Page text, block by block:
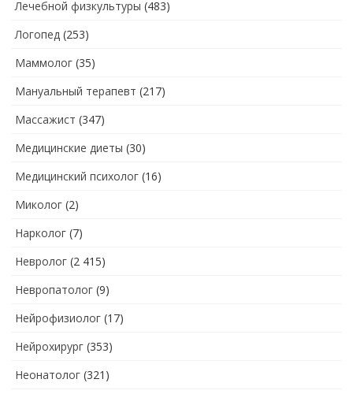
Лечебной физкультуры (483)
Логопед (253)
Маммолог (35)
Мануальный терапевт (217)
Массажист (347)
Медицинские диеты (30)
Медицинский психолог (16)
Миколог (2)
Нарколог (7)
Невролог (2 415)
Невропатолог (9)
Нейрофизиолог (17)
Нейрохирург (353)
Неонатолог (321)